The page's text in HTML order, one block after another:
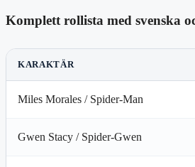
Komplett rollista med svenska
KARAKTÄR
Miles Morales / Spider-Man
Gwen Stacy / Spider-Gwen